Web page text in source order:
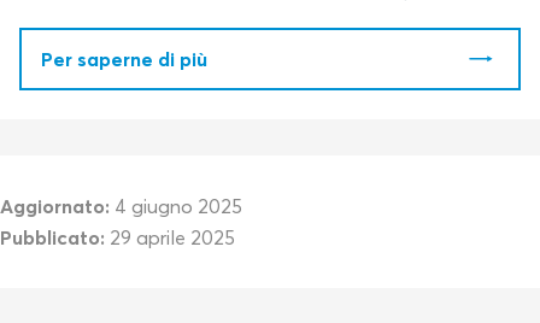
Per saperne di più
Aggiornato: 4 giugno 2025
Pubblicato: 29 aprile 2025